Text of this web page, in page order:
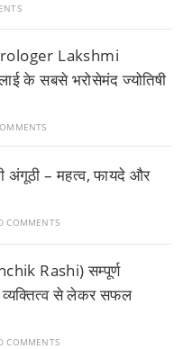
Lakshmi
के सबसे भरोसेमंद ज्योतिषी
अंगूठी – महत्व, फायदे और
COMMENTS
Rashi) सम्पूर्ण
व्यक्तित्व से लेकर सफल
COMMENTS